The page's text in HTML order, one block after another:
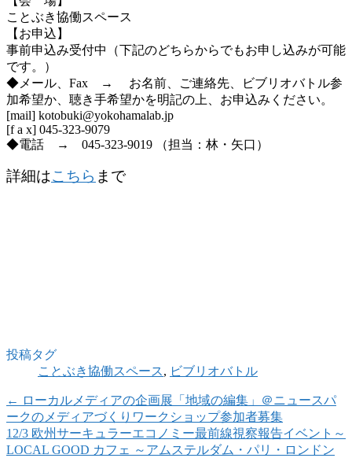
ことぶき協働スペース
【お申込】
事前申込み受付中（下記のどちらからでもお申し込みが可能
です。）
◆メール、Fax → お名前、ご連絡先、ビブリオバトル参
加希望か、聴き手希望かを明記の上、お申込みください。
[mail] kotobuki@yokohamalab.jp
[f a x] 045-323-9079
◆電話 → 045-323-9019 （担当：林・矢口）
詳細はこちら まで
投稿タグ
ことぶき協働スペース, ビブリオバトル
← ローカルメディアの企画展「地域の編集」＠ニュースパ
ークのメディアづくりワークショップ参加者募集
12/3 欧州サーキュラーエコノミー最前線視察報告イベント～
LOCAL GOOD カフェ ～アムステルダム・パリ・ロンドン